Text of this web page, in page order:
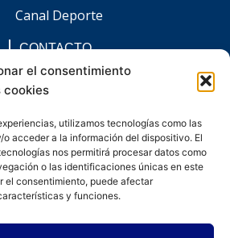
el consentimiento
cookies
utilizamos tecnologías como las
acceder a la información del dispositivo. El
nos permitirá procesar datos como
o las identificaciones únicas en este
el consentimiento, puede afectar
y funciones.
Canal Deporte
CONTACTO
en todo el ámbito nacional
I
n
s
t
a
g
L
i
n
k
e
d
E
n
v
e
l
o
W
h
a
t
s